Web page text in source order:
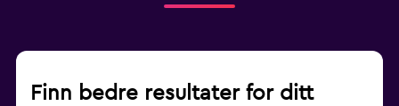
Finn bedre resultater for ditt